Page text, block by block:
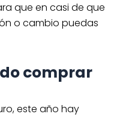
que en casi de que
o cambio puedas
comprar
este año hay